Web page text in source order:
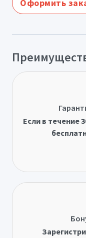
Оформить
Если в течение